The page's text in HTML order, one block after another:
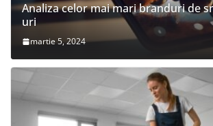
Analiza celor mai mari branduri de
uri
martie 5, 2024